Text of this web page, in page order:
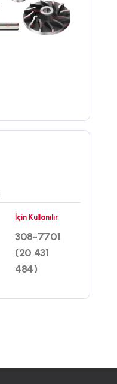
İçin Kullanılır
308-7701
(20 431
484)